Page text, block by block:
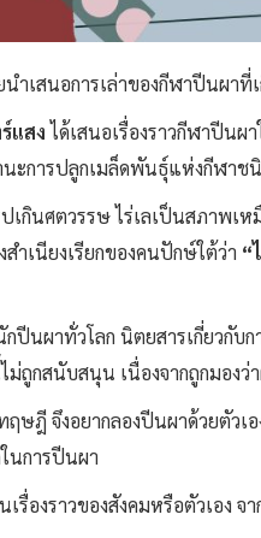
ำเสนอการเล่าของกีฬาปีนผา
แสงได้เสนอเรื่องราวกีฬาปีนผ
นะการปลูกเมล็ดพันธุ์แห่งกีฬา
กินศตวรรษ ไร่เลเป็นสภาพเห
ำเนียงเรียกของคนปักษ์ใต้ว่า “
นผาทั่วโลก นิตยสารเกี่ยวกับ
ถูกสนับสนุน เนื่องจากถูกมองว่
ฎี จึงอยากลองปีนผาด้วยตัวเ
นการปีนผา
องราวของสังคมหรือตัวเอง จ